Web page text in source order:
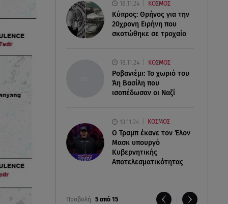
18.11.24 ΚΟΣΜΟΣ
Κύπρος: Θρήνος για την
20χρονη Ειρήνη που
σκοτώθηκε σε τροχαίο
18.11.24 ΚΟΣΜΟΣ
Ροβανιέμι: Το χωριό του
Άη Βασίλη που
ισοπέδωσαν οι Ναζί
13.11.24 ΚΟΣΜΟΣ
O Τραμπ έκανε τον Έλον
Μασκ υπουργό
Κυβερνητικής
Αποτελεσματικότητας
Προβολή 5 από 15